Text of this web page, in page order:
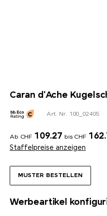
Caran d'Ache
MUSTER BESTELLEN
Art. Nr. 100_02405
Ab CHF 109.27 bis CHF
Staffelpreise anzeigen
Werbeartikel